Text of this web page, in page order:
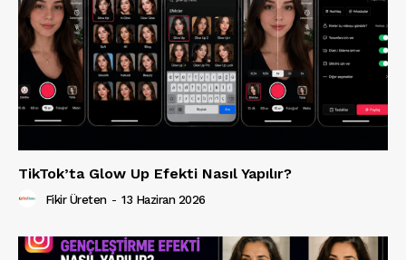
TikTok’ta Glow Up Efekti Nasıl Yapılır?
Fikir Üreten - 13 Haziran 2026